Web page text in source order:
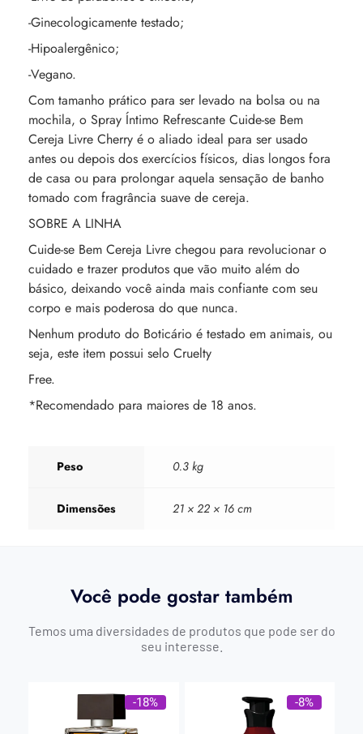
-Ginecologicamente testado;
-Hipoalergênico;
-Vegano.
Com tamanho prático para ser levado na bolsa ou na
mochila, o Spray Íntimo Refrescante Cuide-se Bem
Cereja Livre Cherry é o aliado ideal para ser usado
antes ou depois dos exercícios físicos, dias longos fora
de casa ou para prolongar aquela sensação de banho
tomado com fragrância suave de cereja.
SOBRE A LINHA
Cuide-se Bem Cereja Livre chegou para revolucionar o
cuidado e trazer produtos que vão muito além do
básico, deixando você ainda mais confiante com seu
corpo e mais poderosa do que nunca.
Nenhum produto do Boticário é testado em animais, ou
seja, este item possui selo Cruelty
Free.
*Recomendado para maiores de 18 anos.
Peso 0.3 kg
Dimensões 21 × 22 × 16 cm
Você pode gostar também
Temos uma diversidades de produtos que pode ser do
seu interesse.
-18% -8%